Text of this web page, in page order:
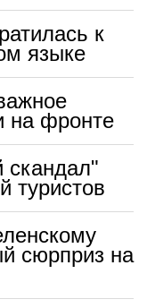
к
языке
на фронте
скандал"
туристов
сюрприз на